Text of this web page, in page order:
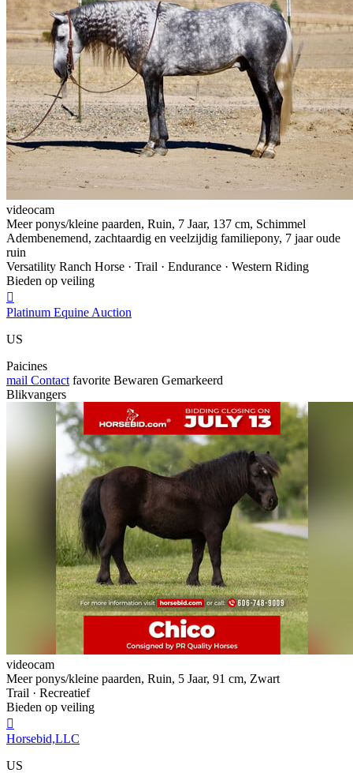
videocam
Meer ponys/kleine paarden, Ruin, 7 Jaar, 137 cm, Schimmel
Adembenemend, zachtaardig en veelzijdig familiepony, 7 jaar oude
ruin
Versatility Ranch Horse · Trail · Endurance · Western Riding
Bieden op veiling

Platinum Equine Auction
US
Paicines
mail Contact favorite Bewaren Gemarkeerd
Blikvangers
videocam
Meer ponys/kleine paarden, Ruin, 5 Jaar, 91 cm, Zwart
Trail · Recreatief
Bieden op veiling

Horsebid,LLC
US